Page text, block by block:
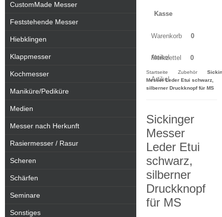
Kasse
Warenkorb 0
Artikel
Merkzettel 0
Artikel
Startseite Zubehör
Messer Leder Etui schwarz,
silberner Druckknopf für MS
Sickinger
Messer
Leder Etui
schwarz,
silberner
Druckknopf
für MS
CustomMade Messer
Feststehende Messer
Hiebklingen
Klappmesser
Kochmesser
Maniküre/Pediküre
Medien
Messer nach Herkunft
Rasiermesser / Rasur
Scheren
Schärfen
Seminare
Sonstiges